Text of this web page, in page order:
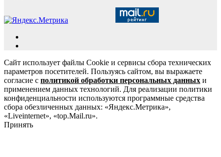
Сайт использует файлы Cookie и сервисы сбора технических
параметров посетителей. Пользуясь сайтом, вы выражаете
согласие с политикой обработки персональных данных и
применением данных технологий. Для реализации политики
конфиденциальности используются программные средства
сбора обезличенных данных: «Яндекс.Метрика»,
«Liveinternet», «top.Mail.ru».
Принять